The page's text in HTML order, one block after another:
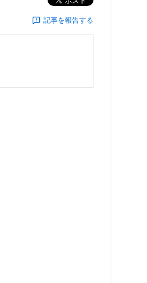
記事を報告する